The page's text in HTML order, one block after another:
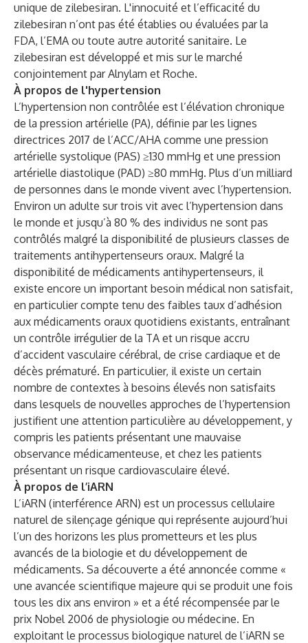
unique de zilebesiran. L'innocuité et l’efficacité du
zilebesiran n’ont pas été établies ou évaluées par la
FDA, l’EMA ou toute autre autorité sanitaire. Le
zilebesiran est développé et mis sur le marché
conjointement par Alnylam et Roche.
À propos de l'hypertension
L’hypertension non contrôlée est l’élévation chronique
de la pression artérielle (PA), définie par les lignes
directrices 2017 de l’ACC/AHA comme une pression
artérielle systolique (PAS) ≥130 mmHg et une pression
artérielle diastolique (PAD) ≥80 mmHg. Plus d’un milliard
de personnes dans le monde vivent avec l’hypertension.
Environ un adulte sur trois vit avec l’hypertension dans
le monde et jusqu’à 80 % des individus ne sont pas
contrôlés malgré la disponibilité de plusieurs classes de
traitements antihypertenseurs oraux. Malgré la
disponibilité de médicaments antihypertenseurs, il
existe encore un important besoin médical non satisfait,
en particulier compte tenu des faibles taux d’adhésion
aux médicaments oraux quotidiens existants, entraînant
un contrôle irrégulier de la TA et un risque accru
d’accident vasculaire cérébral, de crise cardiaque et de
décès prématuré. En particulier, il existe un certain
nombre de contextes à besoins élevés non satisfaits
dans lesquels de nouvelles approches de l’hypertension
justifient une attention particulière au développement, y
compris les patients présentant une mauvaise
observance médicamenteuse, et chez les patients
présentant un risque cardiovasculaire élevé.
À propos de l’iARN
L’iARN (interférence ARN) est un processus cellulaire
naturel de silençage génique qui représente aujourd’hui
l’un des horizons les plus prometteurs et les plus
avancés de la biologie et du développement de
médicaments. Sa découverte a été annoncée comme «
une avancée scientifique majeure qui se produit une fois
tous les dix ans environ » et a été récompensée par le
prix Nobel 2006 de physiologie ou médecine. En
exploitant le processus biologique naturel de l’iARN se